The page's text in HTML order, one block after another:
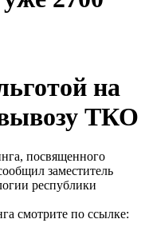
на
ТКО
посвященного
заместитель
республики
смотрите по ссылке: